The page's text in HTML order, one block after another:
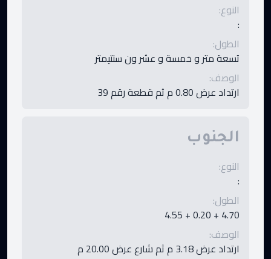
النوع:
:
الطول:
تسعة متر و خمسة و عشر ون سنتيمتر
الوصف:
ارتداد عرض 0.80 م ثم قطعة رقم 39
الجنوب
النوع:
:
الطول:
4.70 + 0.20 + 4.55
الوصف:
ارتداد عرض 3.18 م ثم شارع عرض 20.00 م